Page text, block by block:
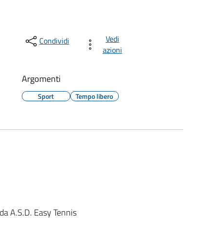
Condividi
Vedi
azioni
Argomenti
Sport Tempo libero
A.S.D. Easy Tennis